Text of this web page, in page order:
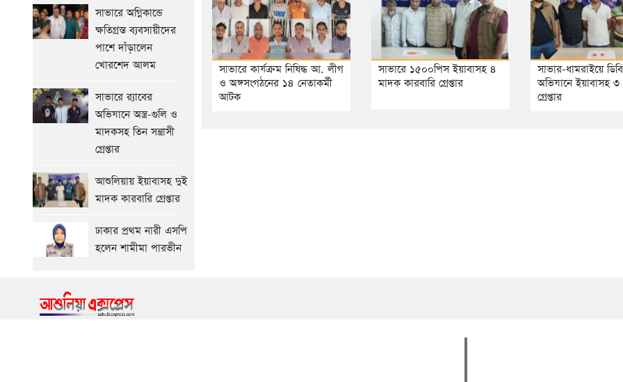
কামারপট্টি
আগের
সাভারে কার্যক্রম নিষিদ্ধ আ. লীগ
ও অঙ্গসংগঠনের ১৪ নেতাকর্মী
আটক
সাভারে ১৫০০পিস ইয়াবাসহ ৪
মাদক কারবারি গ্রেপ্তার
সাভার-ধামরাইয়ে
অভিযানে ইয়াবাসহ ৩
গ্রেপ্তার
সাভারে অগ্নিকান্ডে
ক্ষতিগ্রস্ত ব্যবসায়ীদের
পাশে দাঁড়ালেন
খোরশেদ আলম
সাভারে র‍্যাবের
অভিযানে অস্ত্র-গুলি ও
মাদকসহ তিন সন্ত্রাসী
গ্রেপ্তার
আশুলিয়ায় ইয়াবাসহ দুই
মাদক কারবারি গ্রেপ্তার
ঢাকার প্রথম নারী এসপি
হলেন শামীমা পারভীন
আশুলিয়ায় চলন্ত বাসে
চালক-হেলপারসহ